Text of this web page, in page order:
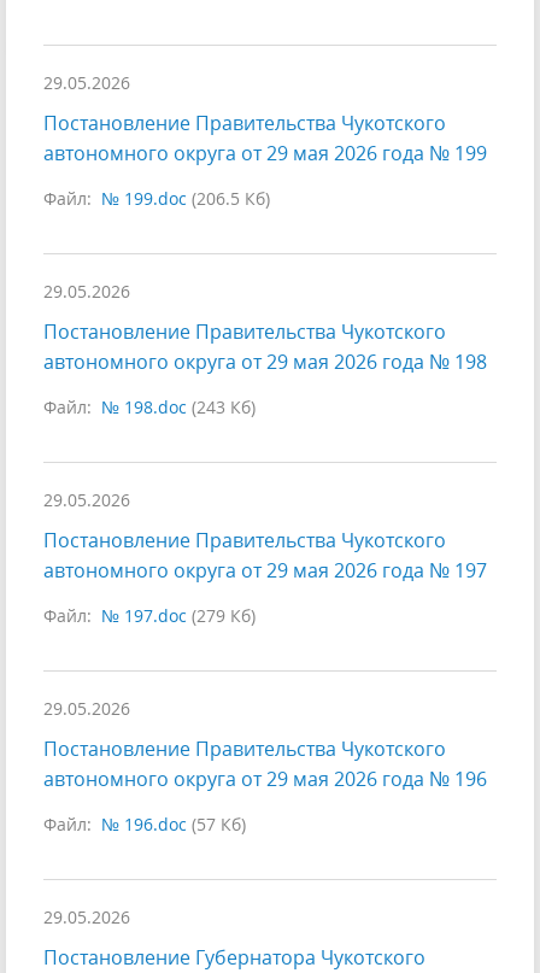
29.05.2026
Постановление Правительства Чукотского
автономного округа от 29 мая 2026 года № 199
Файл: № 199.doc (206.5 Кб)
29.05.2026
Постановление Правительства Чукотского
автономного округа от 29 мая 2026 года № 198
Файл: № 198.doc (243 Кб)
29.05.2026
Постановление Правительства Чукотского
автономного округа от 29 мая 2026 года № 197
Файл: № 197.doc (279 Кб)
29.05.2026
Постановление Правительства Чукотского
автономного округа от 29 мая 2026 года № 196
Файл: № 196.doc (57 Кб)
29.05.2026
Постановление Губернатора Чукотского